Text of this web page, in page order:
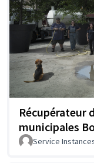
Récupérateur
municipales
Service